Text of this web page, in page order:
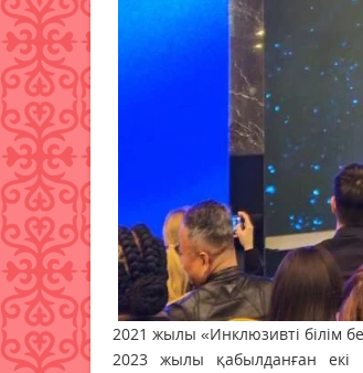
2021 жылы «Инклюзивті білім
2023 жылы қабылданған екі